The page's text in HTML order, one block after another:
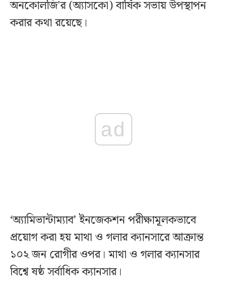
অনকোলজি'র (অ্যাসকো) বার্ষিক সভায় উপস্থাপন
করার কথা রয়েছে।
ad
‘অ্যামিভান্টাম্যাব’ ইনজেকশন পরীক্ষামূলকভাবে
প্রয়োগ করা হয় মাথা ও গলার ক্যানসারে আক্রান্ত
১০২ জন রোগীর ওপর। মাথা ও গলার ক্যানসার
বিশ্বে ষষ্ঠ সর্বাধিক ক্যানসার।